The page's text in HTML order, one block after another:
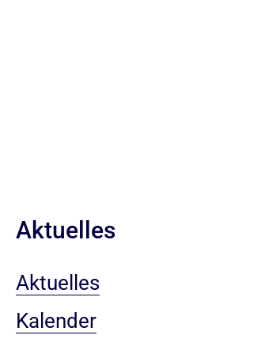
Aktuelles
Aktuelles
Kalender